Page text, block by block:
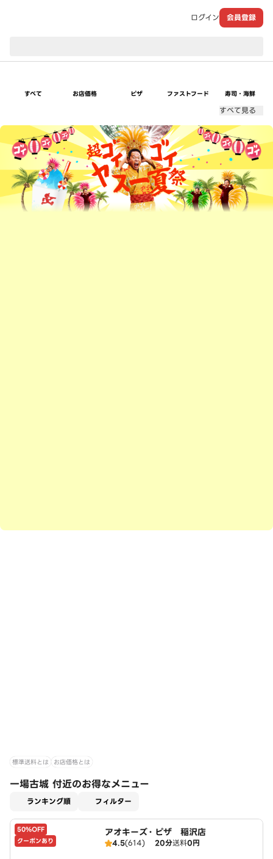
ログイン 会員登録
すべて お店価格 ピザ ファストフード 寿司・海鮮
すべて見る
超ゴイゴイヤスー夏祭
標準送料とは お店価格とは
一場古城 付近のお得なメニュー
ランキング順 フィルター
50%OFF
クーポンあり
アオキーズ・ピザ 稲沢店
4.5(614) 20分送料0円